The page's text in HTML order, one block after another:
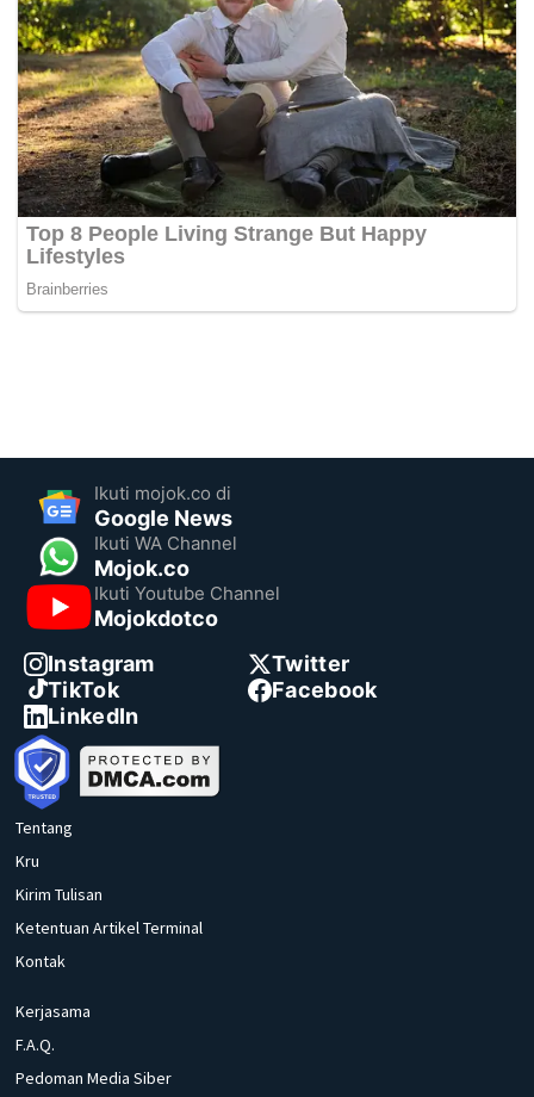
Ikuti mojok.co di
Google News
Ikuti WA Channel
Mojok.co
Ikuti Youtube Channel
Mojokdotco
Instagram
Twitter
TikTok
Facebook
LinkedIn
Tentang
Kru
Kirim Tulisan
Ketentuan Artikel Terminal
Kontak
Kerjasama
F.A.Q.
Pedoman Media Siber